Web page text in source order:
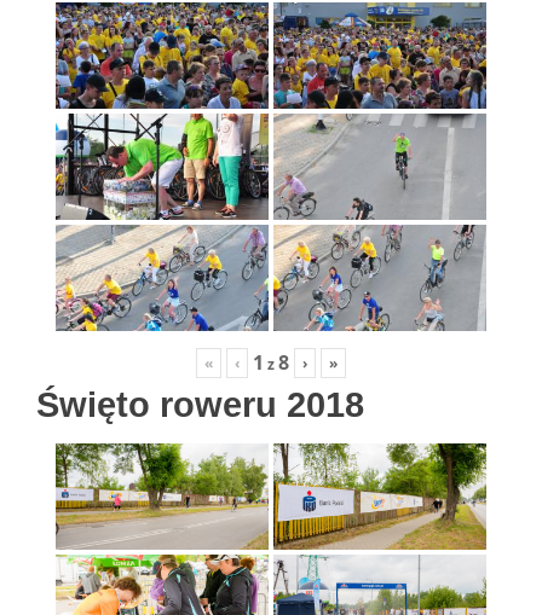
« ‹ 1 z8 › »
Święto roweru 2018